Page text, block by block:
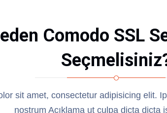
Comodo SSL
sit amet, consectetur adipisicing elit.
nostrum Açıklama ut culpa dicta dicta